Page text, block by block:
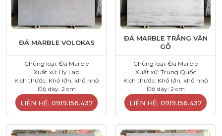
ĐÁ MARBLE VOLOKAS
Chủng loại: Đá Marble
Xuất xứ: Hy Lạp
Kích thước: Khổ lớn, khổ nhỏ
Độ dày: 2 cm
LIÊN HỆ: 0919.156.437
ĐÁ MARBLE TRẮNG VÂN
GỖ
Chủng loại: Đá Marble
Xuất xứ: Trung Quốc
Kích thước: Khổ lớn, khổ nhỏ
Độ dày: 2 cm
LIÊN HỆ: 0919.156.437